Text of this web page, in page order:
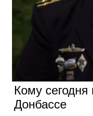
Кому
Донбассе